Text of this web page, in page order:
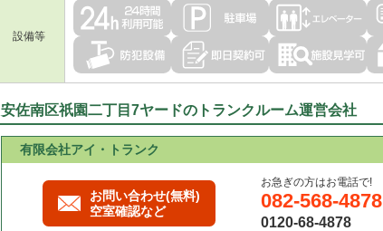
設備等
安佐南区祇園二丁目7ヤードのトランクルーム運営会社
有限会社アイ・トランク
お問い合わせ(無料)
空室確認など
お急ぎの方はお電話で!
082-568-4878
0120-68-4878